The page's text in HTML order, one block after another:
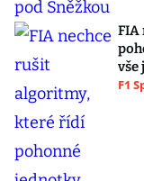
FIA
vše
F1